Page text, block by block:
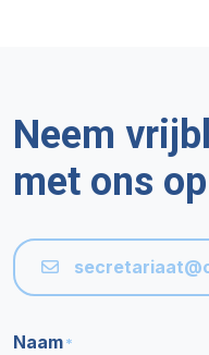
Neem
met ons op
Naam*